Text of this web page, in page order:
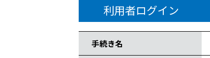
利用者ログイン
手続き名